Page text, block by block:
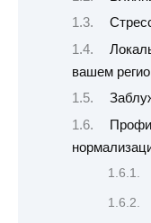
вашем